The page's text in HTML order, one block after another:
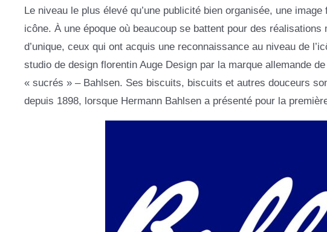
Le niveau le plus élevé qu’une publicité bien organisée, une
icône. À une époque où beaucoup se battent pour des réalisations
d’unique, ceux qui ont acquis une reconnaissance au niveau de
studio de design florentin Auge Design par la marque allemande
« sucrés » – Bahlsen. Ses biscuits, biscuits et autres douceurs
depuis 1898, lorsque Hermann Bahlsen a présenté pour la